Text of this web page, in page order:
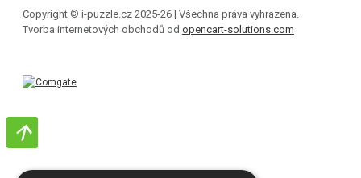
Copyright © i-puzzle.cz 2025-26 | Všechna práva vyhrazena.
Tvorba internetových obchodů od opencart-solutions.com